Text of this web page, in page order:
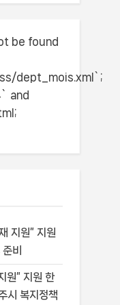
be found
dept_mois.xml`;
and
지원” 지원
비
원” 지원 한
시 복지정책